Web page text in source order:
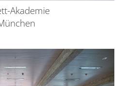
Akademie